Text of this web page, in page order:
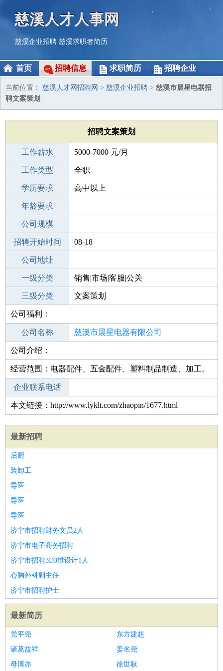
慈溪人才人事网
慈溪企业招聘 慈溪求职者简历
首页 招聘信息 求职简历 招聘企业
当前位置： 慈溪人才网招聘网 > 慈溪企业招聘 > 慈溪市晨星电器招
聘文案策划
招聘文案策划
工作薪水 5000-7000 元/月
招聘人数 若干
工作类型 全职
性别要求 -
学历要求 高中以上
工作经验
年龄要求
工作地点
公司规模
公司电话
招聘开始时间 08-18
招聘结束时间
公司地址
一级分类 销售|市场|客服|公关
二级分类 市场
三级分类 文案策划
其他行业
公司福利：
公司名称 慈溪市晨星电器有限公司
公司类型
公司介绍：
经营范围：电器配件、五金配件、塑料制品制造、加工。
企业联系电话
本文链接：http://www.lyklt.com/zhaopin/1677.html
最新招聘
后厨
装卸工
导医
导医
导医
济宁市招聘财务文员2人
济宁市电子商务招聘
济宁市招聘3D3维设计1人
心胸外科副主任
济宁市招聘护士
最新简历
党平尧
东方建超
诸葛益祥
姜名尧
母博亦
徐世耿